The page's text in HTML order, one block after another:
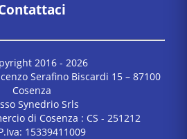
2016 - 2026
Serafino Biscardi 15 – 87100
Cosenza
Synedrio Srls
di Cosenza : CS - 251212
15339411009